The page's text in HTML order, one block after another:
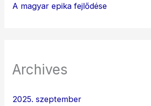
A magyar epika fejlődése
Archives
2025. szeptember